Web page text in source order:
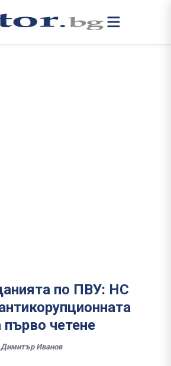
по ПВУ: НС
четене
Димитър Иванов